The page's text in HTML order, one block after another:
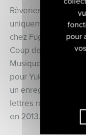
Rêveries pour
uniquement à Carl
chez Fuga Libera et
Coup de Coeur
Musique et Record
pour Yukio obtient
un enregistrement
lettres romantiques
en 2013.
pour